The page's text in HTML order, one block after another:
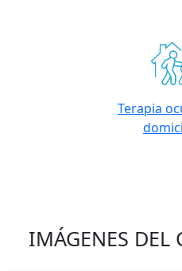
Terapia
IMÁGENES DEL